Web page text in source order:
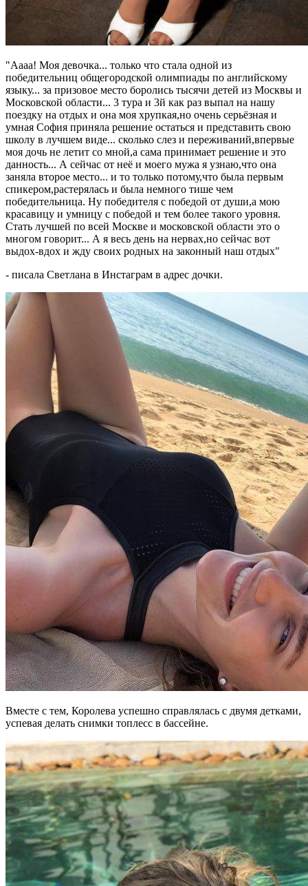
"Аааа! Моя девочка... только что стала одной из
победительниц общегородской олимпиады по английскому
языку... за призовое место боролись тысячи детей из Москвы и
Московской области... 3 тура и 3й как раз выпал на нашу
поездку на отдых и она моя хрупкая,но очень серьёзная и
умная София приняла решение остаться и представить свою
школу в лучшем виде... сколько слез и переживаний,впервые
моя дочь не летит со мной,а сама принимает решение и это
данность... А сейчас от неё и моего мужа я узнаю,что она
заняла второе место... и то только потому,что была первым
спикером,растерялась и была немного тише чем
победительница. Ну победителя с победой от души,а мою
красавицу и умницу с победой и тем более такого уровня.
Стать лучшей по всей Москве и московской области это о
многом говорит... А я весь день на нервах,но сейчас вот
выдох-вдох и жду своих родных на законный наш отдых"
- писала Светлана в Инстаграм в адрес дочки.
Вместе с тем, Королева успешно справлялась с двумя детками,
успевая делать снимки топлесс в бассейне.